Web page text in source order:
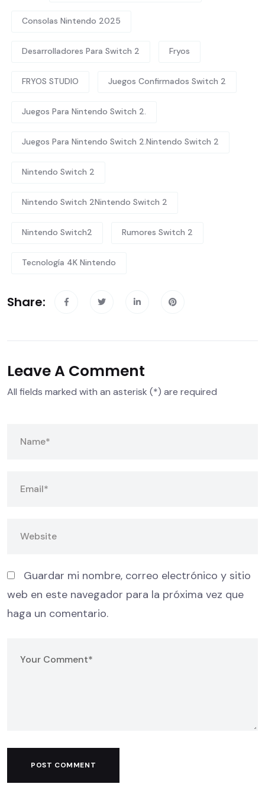
Consolas Nintendo 2025
Desarrolladores Para Switch 2 Fryos
FRYOS STUDIO Juegos Confirmados Switch 2
Juegos Para Nintendo Switch 2.
Juegos Para Nintendo Switch 2.Nintendo Switch 2
Nintendo Switch 2
Nintendo Switch 2Nintendo Switch 2
Nintendo Switch2 Rumores Switch 2
Tecnología 4K Nintendo
Share:
Leave A Comment
All fields marked with an asterisk (*) are required
Guardar mi nombre, correo electrónico y sitio
web en este navegador para la próxima vez que
haga un comentario.
POST COMMENT